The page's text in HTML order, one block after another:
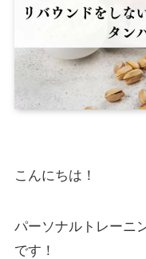
こんにちは！
パーソナルトレーニ
です！